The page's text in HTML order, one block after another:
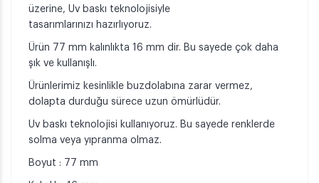
üzerine, Uv baskı teknolojisiyle
tasarımlarınızı hazırlıyoruz.
Ürün 77 mm kalınlıkta 16 mm dir. Bu sayede çok daha
şık ve kullanışlı.
Ürünlerimiz kesinlikle buzdolabına zarar vermez,
dolapta durduğu sürece uzun ömürlüdür.
Uv baskı teknolojisi kullanıyoruz. Bu sayede renklerde
solma veya yıpranma olmaz.
Boyut : 77 mm